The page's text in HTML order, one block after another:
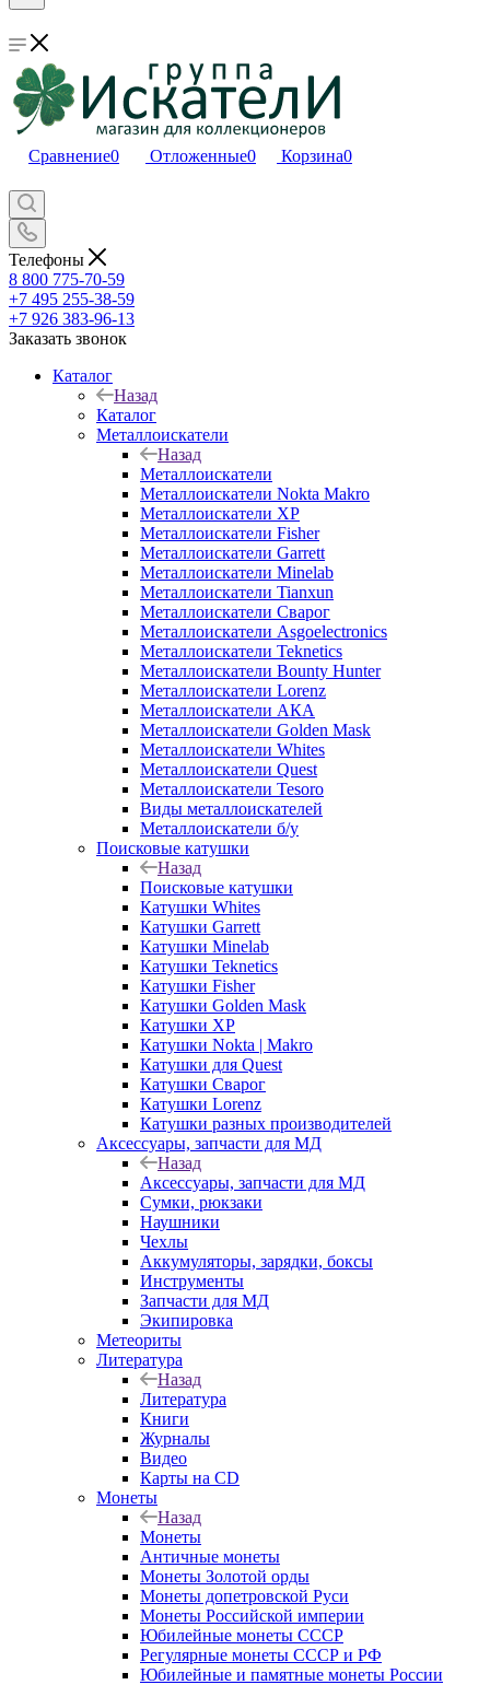
Сравнение0 Отложенные0 Корзина0
Телефоны
8 800 775-70-59
+7 495 255-38-59
+7 926 383-96-13
Заказать звонок
Каталог
Назад
Каталог
Металлоискатели
Назад
Металлоискатели
Металлоискатели Nokta Makro
Металлоискатели XP
Металлоискатели Fisher
Металлоискатели Garrett
Металлоискатели Minelab
Металлоискатели Tianxun
Металлоискатели Сварог
Металлоискатели Asgoelectronics
Металлоискатели Teknetics
Металлоискатели Bounty Hunter
Металлоискатели Lorenz
Металлоискатели АКА
Металлоискатели Golden Mask
Металлоискатели Whites
Металлоискатели Quest
Металлоискатели Tesoro
Виды металлоискателей
Металлоискатели б/у
Поисковые катушки
Назад
Поисковые катушки
Катушки Whites
Катушки Garrett
Катушки Minelab
Катушки Teknetics
Катушки Fisher
Катушки Golden Mask
Катушки XP
Катушки Nokta | Makro
Катушки для Quest
Катушки Сварог
Катушки Lorenz
Катушки разных производителей
Аксессуары, запчасти для МД
Назад
Аксессуары, запчасти для МД
Сумки, рюкзаки
Наушники
Чехлы
Аккумуляторы, зарядки, боксы
Инструменты
Запчасти для МД
Экипировка
Метеориты
Литература
Назад
Литература
Книги
Журналы
Видео
Карты на CD
Монеты
Назад
Монеты
Античные монеты
Монеты Золотой орды
Монеты допетровской Руси
Монеты Российской империи
Юбилейные монеты СССР
Регулярные монеты СССР и РФ
Юбилейные и памятные монеты России